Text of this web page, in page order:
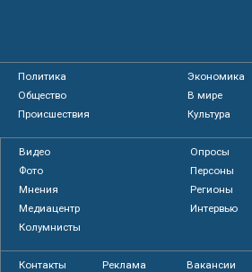
Политика
Экономика
Общество
В мире
Происшествия
Культура
Видео
Опросы
Фото
Персоны
Мнения
Регионы
Медиацентр
Интервью
Колумнисты
Контакты Реклама Вакансии